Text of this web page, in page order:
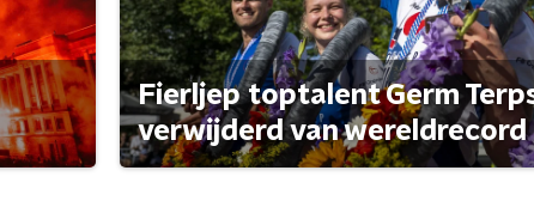
Fierljep toptalent Germ
verwijderd van wereldrecord